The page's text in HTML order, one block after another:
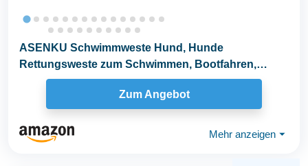
ASENKU Schwimmweste Hund, Hunde
Rettungsweste zum Schwimmen, Bootfahren,
Hunde Hai Schwimmwesten...
Zum Angebot
Mehr anzeigen ⏷